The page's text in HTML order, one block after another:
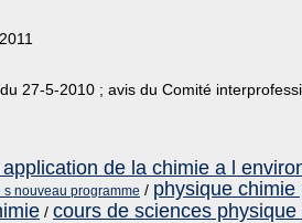
27-5-2010 ; avis du Comité
application de la chimie a l
nouveau programme / physique chimie
/ cours de sciences physique